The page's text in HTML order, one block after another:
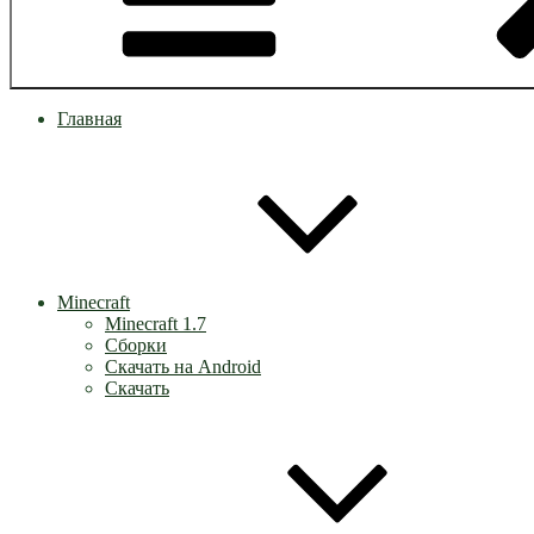
Главная
Minecraft
Minecraft 1.7
Сборки
Скачать на Android
Скачать